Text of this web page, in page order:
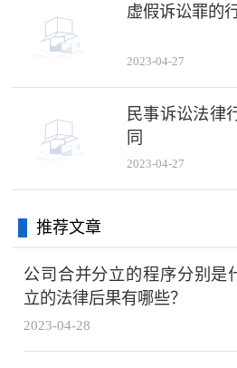
虚假诉讼罪的
2023-04-27
民事诉讼法律
同
2023-04-27
推荐文章
公司合并分立的程序分别是
立的法律后果有哪些？
2023-04-28